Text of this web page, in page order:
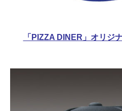
「PIZZA DINER」オリジ